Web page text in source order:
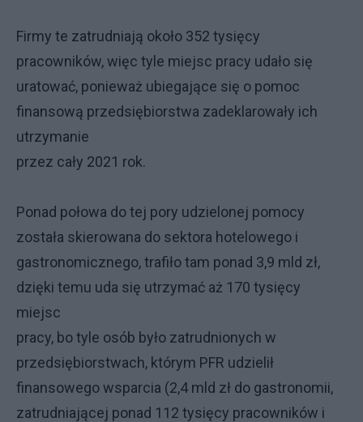
Firmy te zatrudniają około 352 tysięcy
pracowników, więc tyle miejsc pracy udało się
uratować, ponieważ ubiegające się o pomoc
finansową przedsiębiorstwa zadeklarowały ich
utrzymanie
przez cały 2021 rok.
Ponad połowa do tej pory udzielonej pomocy
została skierowana do sektora hotelowego i
gastronomicznego, trafiło tam ponad 3,9 mld zł,
dzięki temu uda się utrzymać aż 170 tysięcy
miejsc
pracy, bo tyle osób było zatrudnionych w
przedsiębiorstwach, którym PFR udzielił
finansowego wsparcia (2,4 mld zł do gastronomii,
zatrudniającej ponad 112 tysięcy pracowników i